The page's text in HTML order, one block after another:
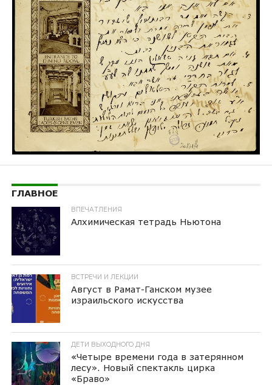
ГЛАВНОЕ
ВПЕЧАТЛЕНИЯ
Алхимическая тетрадь Ньютона
ВСТРЕЧИ И ЛЕКЦИИ
Август в Рамат-Ганском музее
израильского искусства
ДЕТИ ВЫХОДНОГО ДНЯ
«Четыре времени года в затерянном
лесу». Новый спектакль цирка
«Браво»